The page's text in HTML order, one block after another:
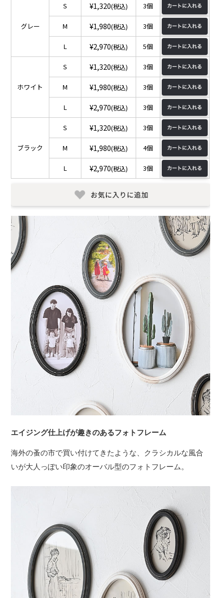
グレー
S ¥1,320(税込) 3個
M ¥1,980(税込) 3個
L ¥2,970(税込) 5個
ホワイト
S ¥1,320(税込) 3個
M ¥1,980(税込) 3個
L ¥2,970(税込) 3個
ブラック
S ¥1,320(税込) 3個
M ¥1,980(税込) 4個
L ¥2,970(税込) 3個
エイジング仕上げが趣きのあるフォトフレーム
海外の蚤の市で買い付けてきたような、クラシカルな風合
いが大人っぽい印象のオーバル型のフォトフレーム。